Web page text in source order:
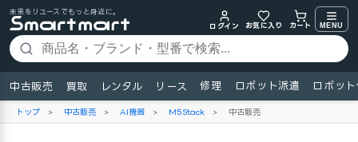
未来をリユースでもっと身近に。
ログイン
お気に入り カート MENU
中古販売 買取 レンタル リース 修理 ロボット派遣 ロボッ
トップ > 中古販売 > AI機器 > M5Stack > 中古販売